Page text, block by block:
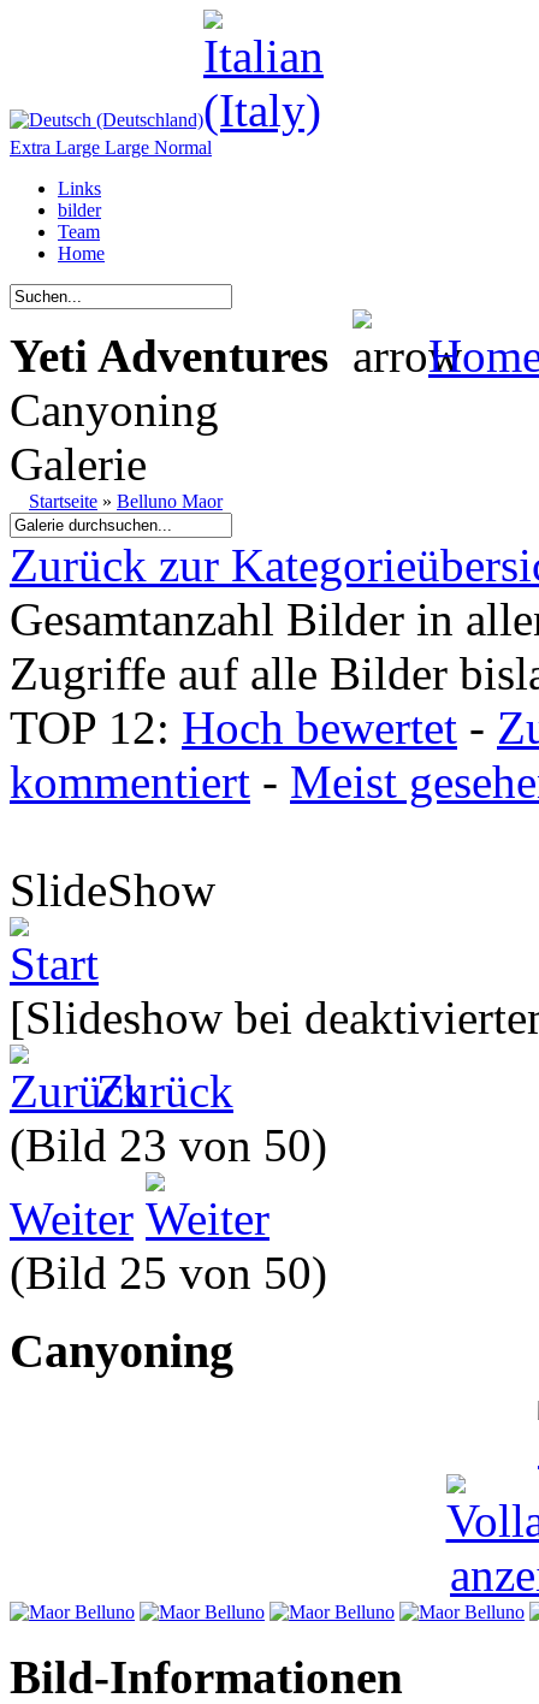
Extra Large Large Normal
Links
bilder
Team
Home
Yeti Adventures
Canyoning
Galerie
Startseite » Belluno Maor
Zurück zur
Gesamtanzahl Bilder in
Zugriffe auf alle Bilder
TOP 12: Hoch bewertet -
kommentiert - Meist
SlideShow
[Slideshow bei
Zurück
(Bild 23 von 50)
Weiter
(Bild 25 von 50)
Canyoning
Bild-Informationen